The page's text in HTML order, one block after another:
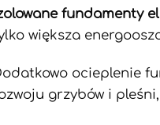
fundamenty
większa
ocieplenie
grzybów i